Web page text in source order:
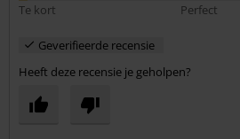
Te kort
Perfect
Geverifieerde recensie
Heeft deze recensie je geholpen?